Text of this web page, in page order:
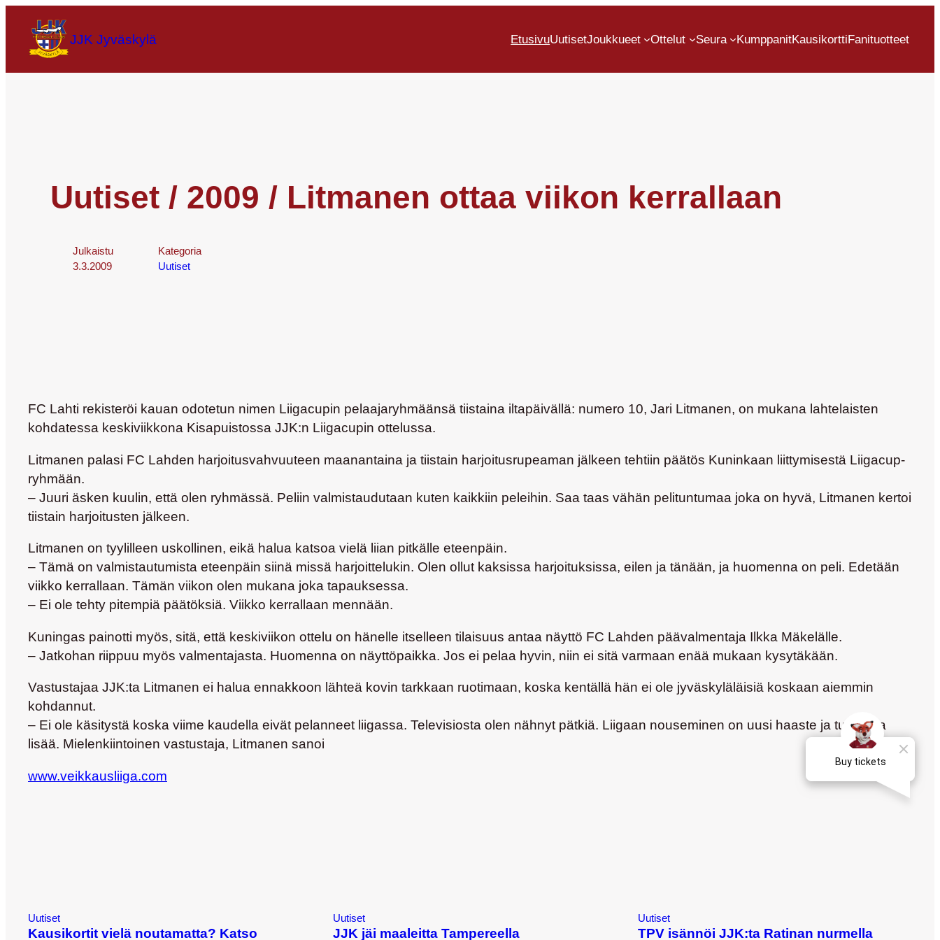
JJK Jyväskylä EtusivuUutisetJoukkueet Ottelut Seura KumppanitKausikorttiFanituotteet
Uutiset / 2009 / Litmanen ottaa viikon kerrallaan
Julkaistu
3.3.2009
Kategoria
Uutiset
FC Lahti rekisteröi kauan odotetun nimen Liigacupin pelaajaryhmäänsä tiistaina iltapäivällä: numero 10, Jari Litmanen, on mukana lahtelaisten
kohdatessa keskiviikkona Kisapuistossa JJK:n Liigacupin ottelussa.
Litmanen palasi FC Lahden harjoitusvahvuuteen maanantaina ja tiistain harjoitusrupeaman jälkeen tehtiin päätös Kuninkaan liittymisestä Liigacup-
ryhmään.
– Juuri äsken kuulin, että olen ryhmässä. Peliin valmistaudutaan kuten kaikkiin peleihin. Saa taas vähän pelituntumaa joka on hyvä, Litmanen kertoi
tiistain harjoitusten jälkeen.
Litmanen on tyylilleen uskollinen, eikä halua katsoa vielä liian pitkälle eteenpäin.
– Tämä on valmistautumista eteenpäin siinä missä harjoittelukin. Olen ollut kaksissa harjoituksissa, eilen ja tänään, ja huomenna on peli. Edetään
viikko kerrallaan. Tämän viikon olen mukana joka tapauksessa.
– Ei ole tehty pitempiä päätöksiä. Viikko kerrallaan mennään.
Kuningas painotti myös, sitä, että keskiviikon ottelu on hänelle itselleen tilaisuus antaa näyttö FC Lahden päävalmentaja Ilkka Mäkelälle.
– Jatkohan riippuu myös valmentajasta. Huomenna on näyttöpaikka. Jos ei pelaa hyvin, niin ei sitä varmaan enää mukaan kysytäkään.
Vastustajaa JJK:ta Litmanen ei halua ennakkoon lähteä kovin tarkkaan ruotimaan, koska kentällä hän ei ole jyväskyläläisiä koskaan aiemmin
kohdannut.
– Ei ole käsitystä koska viime kaudella eivät pelanneet liigassa. Televisiosta olen nähnyt pätkiä. Liigaan nouseminen on uusi haaste ja tuo intoa
lisää. Mielenkiintoinen vastustaja, Litmanen sanoi
www.veikkausliiga.com
Uutiset
Kausikortit vielä noutamatta? Katso
Uutiset
JJK jäi maaleitta Tampereella
Uutiset
TPV isännöi JJK:ta Ratinan nurmella